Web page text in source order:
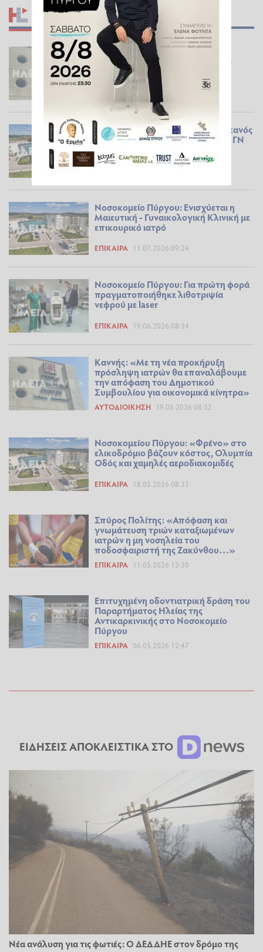
ΣΧΕΤΙΚΆ ΆΡΘΡΑ
Πύργος: Με ανεμοβλογιά και όχι
μηνιγγίτιδα νοσηλεύεται τελικά ο
19χρονος Αφρικανός
ΕΠΊΚΑΙΡΑ 30.07.2026 11:37
Με μηνιγγίτιδα ο 19χρονος Αφρικανός
που είχε μεταφερθεί στα ΤΕΠ του ΓΝ
Νοσοκομείο Πύργου: Ενισχύεται η
Μαιευτική - Γυναικολογική Κλινική με
επικουρικό ιατρό
ΕΠΊΚΑΙΡΑ 11.07.2026 09:24
Νοσοκομείο Πύργου: Για πρώτη φορά
πραγματοποιήθηκε λιθοτριψία
νεφρού με laser
ΕΠΊΚΑΙΡΑ 19.06.2026 08:34
Καννής: «Με τη νέα προκήρυξη
πρόσληψη ιατρών θα επαναλάβουμε
την απόφαση του Δημοτικού
Συμβουλίου για οικονομικά κίνητρα»
ΑΥΤΟΔΙΟΊΚΗΣΗ 19.05.2026 08:32
Νοσοκομείου Πύργου: «Φρένο» στο
ελικοδρόμιο βάζουν κόστος, Ολυμπία
Οδός και χαμηλές αεροδιακομιδές
ΕΠΊΚΑΙΡΑ 18.05.2026 08:33
Σπύρος Πολίτης: «Απόφαση και
γνωμάτευση τριών καταξιωμένων
ιατρών η μη νοσηλεία του
ποδοσφαιριστή της Ζακύνθου…»
ΕΠΊΚΑΙΡΑ 11.05.2026 13:30
Επιτυχημένη οδοντιατρική δράση του
Παραρτήματος Ηλείας της
Αντικαρκινικής στο Νοσοκομείο
Πύργου
ΕΠΊΚΑΙΡΑ 06.05.2026 12:47
ΕΙΔΗΣΕΙΣ ΑΠΟΚΛΕΙΣΤΙΚΑ ΣΤΟ
Νέα ανάλυση για τις φωτιές: Ο ΔΕΔΔΗΕ στον δρόμο της